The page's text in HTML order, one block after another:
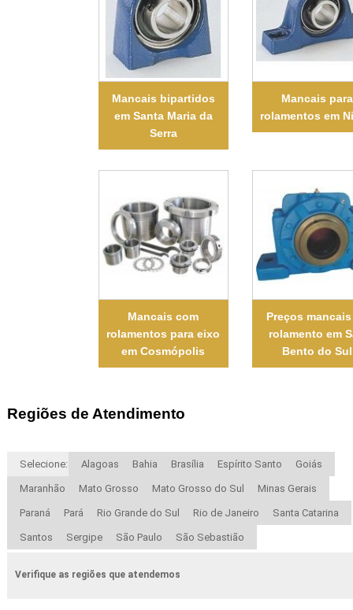
Mancais bipartidos
em Santa Maria da
Serra
Mancais para
rolamentos em
Mancais com
rolamentos para eixo
em Cosmópolis
Preços
rolamento em
Bento do Sul
Regiões de Atendimento
Selecione: Alagoas Bahia Brasília Espírito Santo Goiás
Maranhão Mato Grosso Mato Grosso do Sul Minas Gerais
Paraná Pará Rio Grande do Sul Rio de Janeiro Santa Catarina
Santos Sergipe São Paulo São Sebastião
Verifique as regiões que atendemos